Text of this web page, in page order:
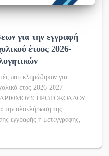
για την εγγραφή
έτους 2026-
που κληρώθηκαν για
έτος 2026-2027
ΑΡΙΘΜΟΥΣ ΠΡΩΤΟΚΟΛΛΟΥ
την ολοκλήρωση της
εγγραφής ή μετεγγραφής,